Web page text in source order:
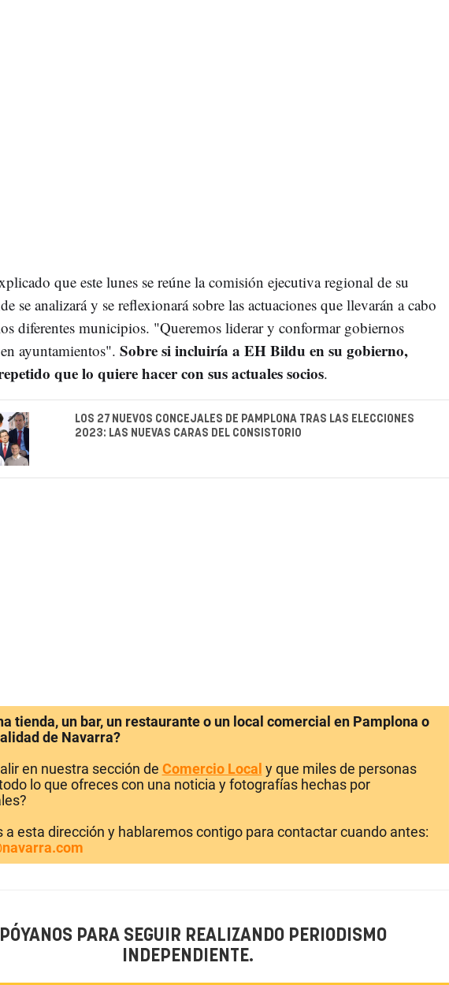
que este lunes se reúne la comisión ejecutiva regional de su
se analizará y se reflexionará sobre las actuaciones que llevarán a cabo
diferentes municipios. "Queremos liderar y conformar gobiernos
ayuntamientos". Sobre si incluiría a EH Bildu en su gobierno,
que lo quiere hacer con sus actuales socios.
LOS 27 NUEVOS CONCEJALES DE PAMPLONA TRAS LAS ELECCIONES
2023: LAS NUEVAS CARAS DEL CONSISTORIO
tienda, un bar, un restaurante o un local comercial en Pamplona o
de Navarra?
en nuestra sección de Comercio Local y que miles de personas
lo que ofreces con una noticia y fotografías hechas por
a esta dirección y hablaremos contigo para contactar cuando antes:
PARA SEGUIR REALIZANDO PERIODISMO
INDEPENDIENTE.